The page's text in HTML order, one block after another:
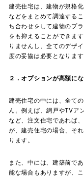
建売住宅は、建物が規格
などをまとめて調達する
ち合わせをして建物のプ
をも抑えることができま
りませんし、全てのデザ
度の妥協は必要となります
２．オプションが高額に
建売住宅の中には、全て
ん。例えば、網戸やTVア
など、注文住宅であれば
が、建売住宅の場合、そ
ります。
また、中には、建築前で
能な場合もありますが、